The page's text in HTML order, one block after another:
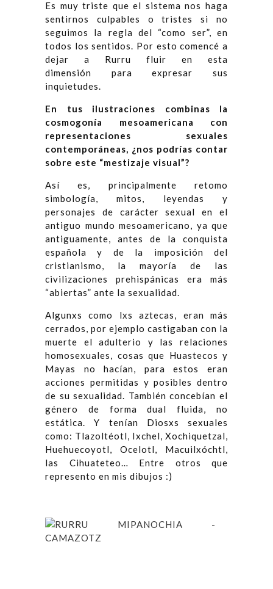
Es muy triste que el sistema nos haga
sentirnos culpables o tristes si no
seguimos la regla del “como ser”, en
todos los sentidos. Por esto comencé a
dejar a Rurru fluir en esta
dimensión para expresar sus
inquietudes.
En tus ilustraciones combinas la
cosmogonía mesoamericana con
representaciones sexuales
contemporáneas, ¿nos podrías contar
sobre este “mestizaje visual”?
Así es, principalmente retomo
simbología, mitos, leyendas y
personajes de carácter sexual en el
antiguo mundo mesoamericano, ya que
antiguamente, antes de la conquista
española y de la imposición del
cristianismo, la mayoría de las
civilizaciones prehispánicas era más
“abiertas” ante la sexualidad.
Algunxs como lxs aztecas, eran más
cerrados, por ejemplo castigaban con la
muerte el adulterio y las relaciones
homosexuales, cosas que Huastecos y
Mayas no hacían, para estos eran
acciones permitidas y posibles dentro
de su sexualidad. También concebían el
género de forma dual fluida, no
estática. Y tenían Diosxs sexuales
como: Tlazoltéotl, Ixchel, Xochiquetzal,
Huehuecoyotl, Ocelotl, Macuilxóchtl,
las Cihuateteo… Entre otros que
represento en mis dibujos :)